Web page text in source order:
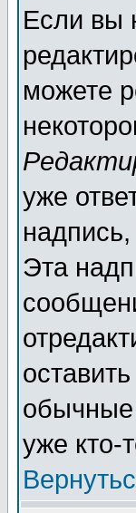
Если вы
можете
уже
Эта
обычные
уже кто-